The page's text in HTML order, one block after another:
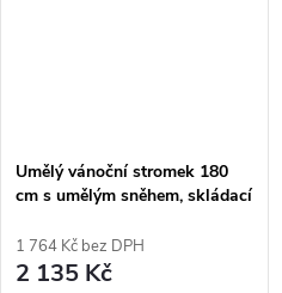
Umělý vánoční stromek 180
cm s umělým sněhem, skládací
1 764 Kč bez DPH
2 135 Kč